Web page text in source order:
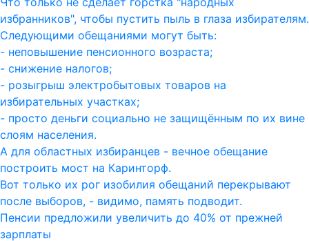
избранников", чтобы пустить пыль в глаза избирателям.
Следующими обещаниями могут быть:
- неповышение пенсионного возраста;
- снижение налогов;
- розыгрыш электробытовых товаров на
избирательных участках;
- просто деньги социально не защищённым по их вине
слоям населения.
А для областных избиранцев - вечное обещание
построить мост на Каринторф.
Вот только их рог изобилия обещаний перекрывают
после выборов, - видимо, память подводит.
Пенсии предложили увеличить до 40% от прежней
зарплаты